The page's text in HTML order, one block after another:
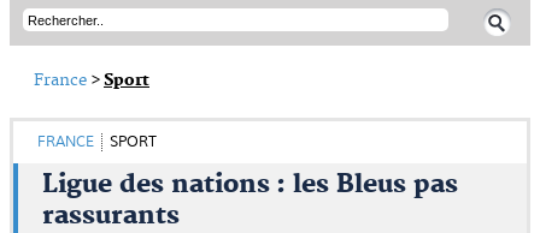
France >Sport
FRANCE SPORT
Ligue des nations : les Bleus pas
rassurants